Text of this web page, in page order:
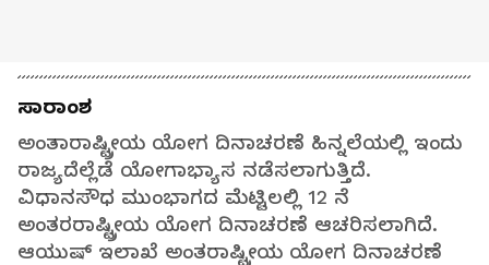
ಸಾರಾಂಶ
ಅಂತಾರಾಷ್ಟ್ರೀಯ ಯೋಗ ದಿನಾಚರಣೆ ಹಿನ್ನಲೆಯಲ್ಲಿ ಇಂದು
ರಾಜ್ಯದೆಲ್ಲೆಡೆ ಯೋಗಾಭ್ಯಾಸ ನಡೆಸಲಾಗುತ್ತಿದೆ.
ವಿಧಾನಸೌಧ ಮುಂಭಾಗದ ಮೆಟ್ಟಿಲಲ್ಲಿ 12 ನೆ
ಅಂತರರಾಷ್ಟ್ರೀಯ ಯೋಗ ದಿನಾಚರಣೆ ಆಚರಿಸಲಾಗಿದೆ.
ಆಯುಷ್ ಇಲಾಖೆ ಅಂತರಾಷ್ಟ್ರೀಯ ಯೋಗ ದಿನಾಚರಣೆ